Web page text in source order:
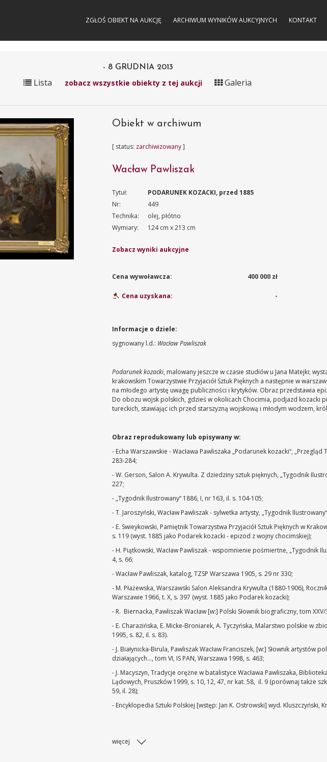
ZGŁOŚ OBIEKT NA AUKCJĘ ARCHIWUM WYNIKÓW AUKCYJNYCH KONTAKT
- 8 GRUDNIA 2013
Lista zobacz wszystkie obiekty z tej aukcji Galeria
Obiekt w archiwum
[ status: zarchiwizowany]
Wacław Pawliszak
Tytuł:
PODARUNEK KOZACKI, przed 1885
Nr:
449
Technika:
olej, płótno
Wymiary:
124 cm x 213 cm
Zobacz wyniki aukcyjne
Cena wywoławcza: 400 000 zł
Cena uzyskana: -
Informacje o dziele:
sygnowany l.d.: Wacław Pawliszak
Podarunek kozacki, malowany jeszcze w czasie studiów u Jana Matejki;
krakowskim Towarzystwie Przyjaciół Sztuk Pięknych a następnie w
na młodego artystę uwagę publiczności i krytyków. Obraz przedstawia
Do obozu wojsk polskich, gdzieś w okolicach Chocimia, podjazd kozacki
tureckich, stawiając ich przed starszyzną wojskową i młodym wodzem,
Obraz reprodukowany lub opisywany w:
- Echa Warszawskie - Wacława Pawliszaka „Podarunek kozacki“, „Przegląd
283-284;
- W. Gerson, Salon A. Krywulta. Z dziedziny sztuk pięknych, „Tygodnik
227;
- „Tygodnik Ilustrowany“ 1886, I, nr 163, il. s. 104-105;
- T. Jaroszyński, Wacław Pawliszak - sylwetka artysty, „Tygodnik
- E. Swieykowski, Pamiętnik Towarzystwa Przyjaciół Sztuk Pięknych w
s. 119 (wyst. 1885 jako Podarek kozacki - epizod z wojny chocimskiej);
- H. Piątkowski, Wacław Pawliszak - wspomnienie pośmiertne, „Tygodnik
4, s. 66;
- Wacław Pawliszak, katalog, TZSP Warszawa 1905, s. 29 nr 330;
- M. Płażewska, Warszawski Salon Aleksandra Krywulta (1880-1906),
Warszawie 1966, t. X, s. 397 (wyst. 1885 jako Podarek kozacki);
- R. Biernacka, Pawliszak Wacław [w:] Polski Słownik biograficzny, tom
- E. Charazińska, E. Micke-Broniarek, A. Tyczyńska, Malarstwo polskie w
1995, s. 82, il. s. 83).
- J. Białynicka-Birula, Pawliszak Wacław Franciszek, [w:] Słownik artystów
działających..., tom VI, IS PAN, Warszawa 1998, s. 463;
- J. Macyszyn, Tradycje orężne w batalistyce Wacława Pawliszaka,
Lądowych, Pruszków 1999, s. 10, 12, 47, nr kat. 58, il. 9 (porównaj także
59, il. 28);
- Encyklopedia Sztuki Polskiej [wstęp: Jan K. Ostrowski] wyd. Kluszczyński,
więcej